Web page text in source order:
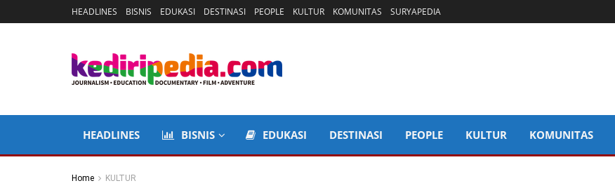
HEADLINES BISNIS EDUKASI DESTINASI PEOPLE KULTUR KOMUNITAS SURYAPEDIA
HEADLINES BISNIS EDUKASI DESTINASI PEOPLE KULTUR KOMUNITAS
Home KULTUR